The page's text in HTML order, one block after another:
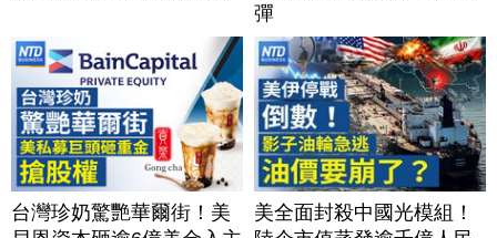
彈
台灣珍奶驚艷華爾街！美
美全面封殺中國光模組！